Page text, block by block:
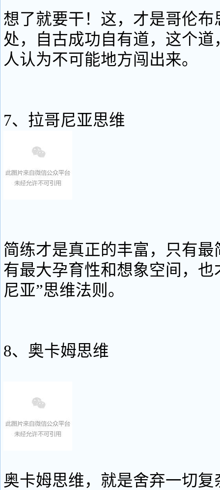
想了就要干！这，才是哥伦布
处，自古成功自有道，这个
人认为不可能地方闯出来。
7、拉哥尼亚思维
简练才是真正的丰富，只有
有最大孕育性和想象空间，也
尼亚”思维法则。
8、奥卡姆思维
奥卡姆思维，就是舍弃一切